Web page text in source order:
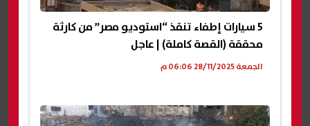
5 سيارات إطفاء تنقذ “استوديو مصر” من كارثة
محققة (القصة كاملة) | عاجل
الجمعة 28/11/2025 06:06 م